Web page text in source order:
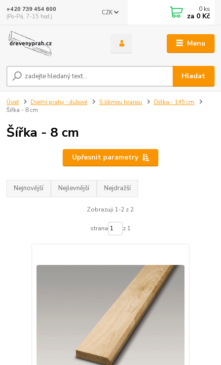
Menu
CZK
Hledat
+420 739 454 600
(Po-Pá, 7-15 hod.)
0 ks
za 0 Kč
Úvod Dveřní prahy - dubové S šikmou hranou
Délka - 145 cm
Šířka - 8 cm
Šířka - 8 cm
Upřesnit parametry
Nejnovější Nejlevnější Nejdražší
Zobrazuji 1-2 z 2
strana z 1